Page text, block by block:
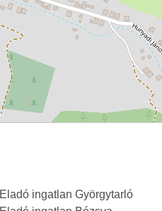
Eladó ingatlan Györgytarló